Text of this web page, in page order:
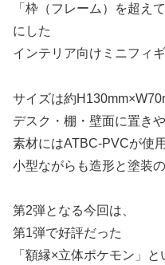
「枠（フレーム）を超え
にした
インテリア向けミニフィ
サイズは約
デスク・棚・壁面に置きや
素材にはATBC-PVCが使用
小型ながらも造形と塗装
第2弾となる今回は、
第1弾で好評だった
「額縁×立体ポケモン」